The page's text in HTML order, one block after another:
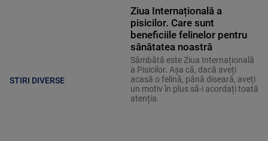
STIRI DIVERSE
Ziua Internațională a
pisicilor. Care sunt
beneficiile felinelor pentru
sănătatea noastră
Sâmbătă este Ziua Internațională
a Pisicilor. Așa că, dacă aveți
acasă o felină, până diseară, aveți
un motiv în plus să-i acordați toată
atenția.